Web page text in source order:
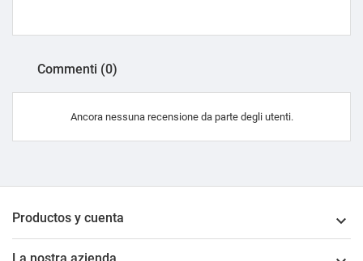
Commenti (0)
Ancora nessuna recensione da parte degli utenti.
Productos y cuenta 
La nostra azienda